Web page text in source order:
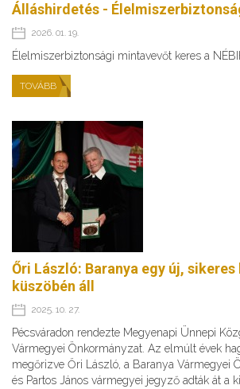
Álláshirdetés -
2026. 01. 19.
Élelmiszerbiztonsági mintavevőt keres a
TOVÁBB
Őri László: Baranya egy új,
küszöbén áll
2025. 10. 27.
Pécsváradon rendezte Megyenapi Ünnepi
Vármegyei Önkormányzat. Az elmúlt évek
megőrizve Őri László, a Baranya Vármegyei
és Partos János vármegyei jegyző adták át a